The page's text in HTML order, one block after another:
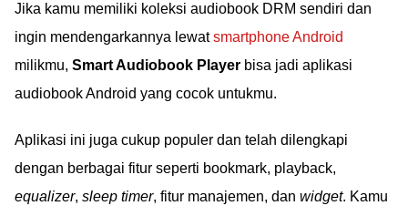
Jika kamu memiliki koleksi audiobook DRM sendiri dan
ingin mendengarkannya lewatsmartphone Android
milikmu, Smart Audiobook Player bisa jadi aplikasi
audiobook Android yang cocok untukmu.
Aplikasi ini juga cukup populer dan telah dilengkapi
dengan berbagai fitur seperti bookmark, playback,
equalizer, sleep timer, fitur manajemen, dan widget. Kamu